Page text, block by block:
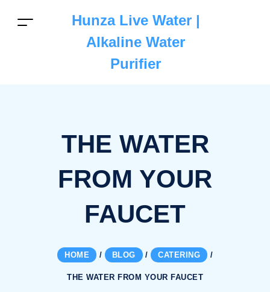
Hunza Live Water |
Alkaline Water
Purifier
THE WATER
FROM YOUR
FAUCET
HOME / BLOG / CATERING /
THE WATER FROM YOUR FAUCET